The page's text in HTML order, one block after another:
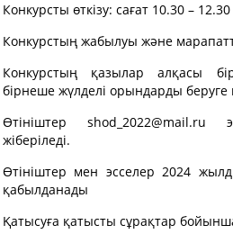
Конкурсты өткізу: сағат 10.30 – 12.30
Конкурстың жабылуы және
Конкурстың қазылар алқасы
бірнеше жүлделі орындарды
Өтініштер shod_2022@mail.ru
жіберіледі.
Өтініштер мен эсселер 2024
қабылданады
Қатысуға қатысты сұрақтар